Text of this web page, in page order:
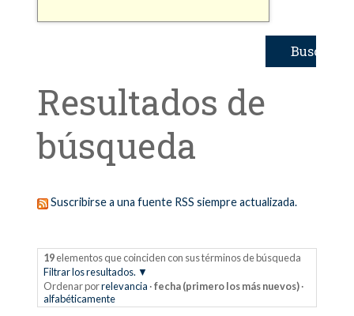
Resultados de
búsqueda
Suscribirse a una fuente RSS siempre actualizada.
19elementos que coinciden con sus términos de búsqueda
Filtrar los resultados.
Ordenar porrelevancia ·fecha (primero los más nuevos) ·
alfabéticamente